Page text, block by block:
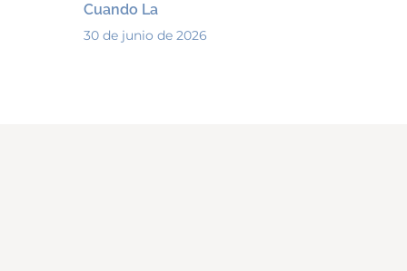
Cuando La
30 de junio de 2026